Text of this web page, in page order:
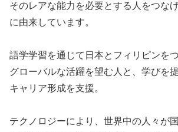
そのレアな能力を必要とする人をつな
に由来しています。
語学学習を通じて日本とフィリピンを
グローバルな活躍を望む人と、学びを
キャリア形成を支援。
テクノロジーにより、世界中の人々が